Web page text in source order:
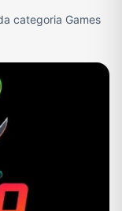
categoria Games